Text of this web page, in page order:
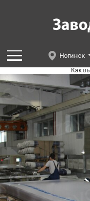
Ногинск
Как